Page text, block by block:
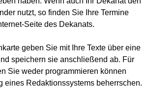
nutzt, so finden Sie Ihre Termine
Seite des Dekanats.
geben Sie mit Ihre Texte über eine
speichern sie anschließend ab. Für
Sie weder programmieren können
eines Redaktionssystems beherrschen.